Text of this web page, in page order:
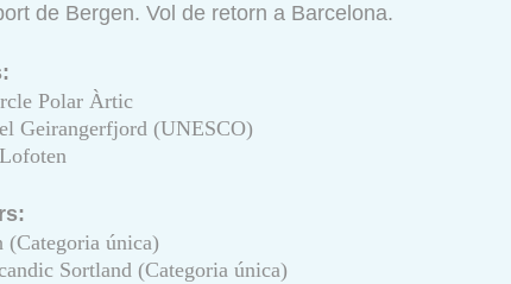
de Bergen. Vol de retorn a Barcelona.
Polar Àrtic
Geirangerfjord (UNESCO)
única)
Sortland (Categoria única)